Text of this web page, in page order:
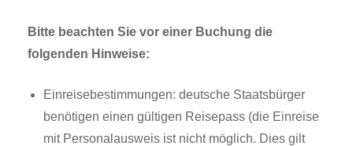
Bitte beachten Sie vor einer Buchung die
folgenden Hinweise:
Einreisebestimmungen: deutsche Staatsbürger
benötigen einen gültigen Reisepass (die Einreise
mit Personalausweis ist nicht möglich. Dies gilt